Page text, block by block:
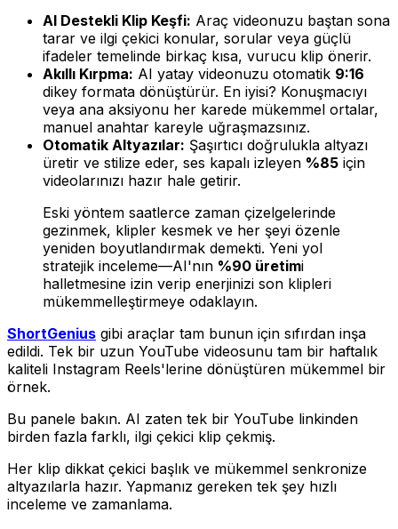
AI Destekli Klip Keşfi: Araç videonuzu baştan sona
tarar ve ilgi çekici konular, sorular veya güçlü
ifadeler temelinde birkaç kısa, vurucu klip önerir.
Akıllı Kırpma: AI yatay videonuzu otomatik 9:16
dikey formata dönüştürür. En iyisi? Konuşmacıyı
veya ana aksiyonu her karede mükemmel ortalar,
manuel anahtar kareyle uğraşmazsınız.
Otomatik Altyazılar: Şaşırtıcı doğrulukla altyazı
üretir ve stilize eder, ses kapalı izleyen %85 için
videolarınızı hazır hale getirir.
Eski yöntem saatlerce zaman çizelgelerinde
gezinmek, klipler kesmek ve her şeyi özenle
yeniden boyutlandırmak demekti. Yeni yol
stratejik inceleme—AI'nın %90 üretimi
halletmesine izin verip enerjinizi son klipleri
mükemmelleştirmeye odaklayın.
ShortGenius gibi araçlar tam bunun için sıfırdan inşa
edildi. Tek bir uzun YouTube videosunu tam bir haftalık
kaliteli Instagram Reels'lerine dönüştüren mükemmel bir
örnek.
Bu panele bakın. AI zaten tek bir YouTube linkinden
birden fazla farklı, ilgi çekici klip çekmiş.
Her klip dikkat çekici başlık ve mükemmel senkronize
altyazılarla hazır. Yapmanız gereken tek şey hızlı
inceleme ve zamanlama.